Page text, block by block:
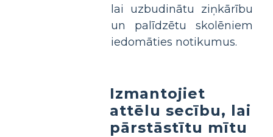
lai uzbudinātu ziņkārību
un palīdzētu skolēniem
iedomāties notikumus.
Izmantojiet
attēlu secību, lai
pārstāstītu mītu